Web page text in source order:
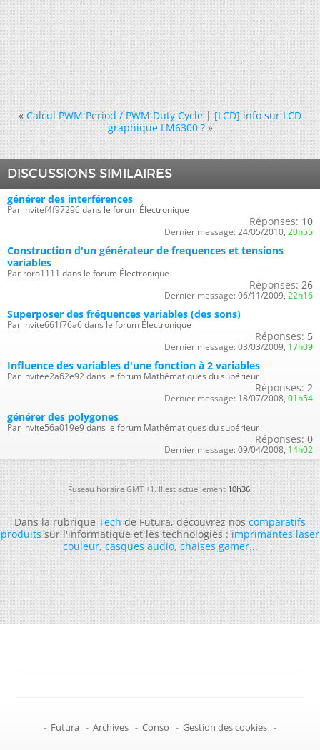
« Calcul PWM Period / PWM Duty Cycle|[LCD] info sur LCD
graphique LM6300 ? »
DISCUSSIONS SIMILAIRES
générer des interférences
Par invitef4f97296 dans le forum Électronique
Réponses: 10
Dernier message: 24/05/2010, 20h55
Construction d'un générateur de frequences et tensions
variables
Par roro1111 dans le forum Électronique
Réponses: 26
Dernier message: 06/11/2009, 22h16
Superposer des fréquences variables (des sons)
Par invite661f76a6 dans le forum Électronique
Réponses: 5
Dernier message: 03/03/2009, 17h09
Influence des variables d'une fonction à 2 variables
Par invitee2a62e92 dans le forum Mathématiques du supérieur
Réponses: 2
Dernier message: 18/07/2008, 01h54
générer des polygones
Par invite56a019e9 dans le forum Mathématiques du supérieur
Réponses: 0
Dernier message: 09/04/2008, 14h02
Fuseau horaire GMT +1. Il est actuellement10h36.
Dans la rubriqueTechde Futura, découvrez noscomparatifs
produitssur l'informatique et les technologies :imprimantes laser
couleur,casques audio,chaises gamer...
- Futura - Archives - Conso - Gestion des cookies -